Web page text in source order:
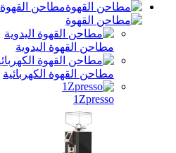
مطاحن القهوة
مطاحن القهوة اليدوية
مطاحن القهوة الكهربائية
1Zpresso